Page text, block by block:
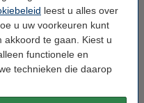
leest u alles over
u uw voorkeuren kunt
akkoord te gaan. Kiest u
functionele en
technieken die daarop
Raamdecoratie kerst